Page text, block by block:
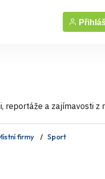
reportáže a zajímavosti z
firmy Sport